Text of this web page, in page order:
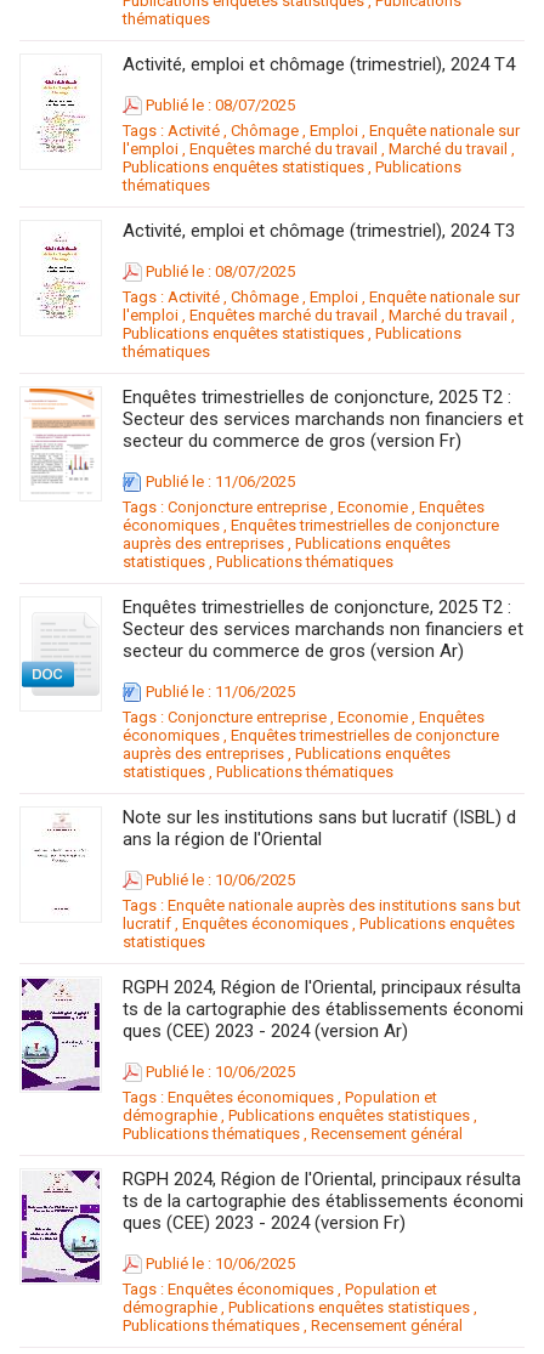
thématiques
Activité, emploi et chômage (trimestriel), 2024 T4
Publié le : 08/07/2025
Tags : Activité , Chômage , Emploi , Enquête nationale sur
l'emploi , Enquêtes marché du travail , Marché du travail ,
Publications enquêtes statistiques , Publications
thématiques
Activité, emploi et chômage (trimestriel), 2024 T3
Publié le : 08/07/2025
Tags : Activité , Chômage , Emploi , Enquête nationale sur
l'emploi , Enquêtes marché du travail , Marché du travail ,
Publications enquêtes statistiques , Publications
thématiques
Enquêtes trimestrielles de conjoncture, 2025 T2 :
Secteur des services marchands non financiers et
secteur du commerce de gros (version Fr)
Publié le : 11/06/2025
Tags : Conjoncture entreprise , Economie , Enquêtes
économiques , Enquêtes trimestrielles de conjoncture
auprès des entreprises , Publications enquêtes
statistiques , Publications thématiques
Enquêtes trimestrielles de conjoncture, 2025 T2 :
Secteur des services marchands non financiers et
secteur du commerce de gros (version Ar)
Publié le : 11/06/2025
Tags : Conjoncture entreprise , Economie , Enquêtes
économiques , Enquêtes trimestrielles de conjoncture
auprès des entreprises , Publications enquêtes
statistiques , Publications thématiques
Note sur les institutions sans but lucratif (ISBL) d
ans la région de l'Oriental
Publié le : 10/06/2025
Tags : Enquête nationale auprès des institutions sans but
lucratif , Enquêtes économiques , Publications enquêtes
statistiques
RGPH 2024, Région de l'Oriental, principaux résulta
ts de la cartographie des établissements économi
ques (CEE) 2023 - 2024 (version Ar)
Publié le : 10/06/2025
Tags : Enquêtes économiques , Population et
démographie , Publications enquêtes statistiques ,
Publications thématiques , Recensement général
RGPH 2024, Région de l'Oriental, principaux résulta
ts de la cartographie des établissements économi
ques (CEE) 2023 - 2024 (version Fr)
Publié le : 10/06/2025
Tags : Enquêtes économiques , Population et
démographie , Publications enquêtes statistiques ,
Publications thématiques , Recensement général